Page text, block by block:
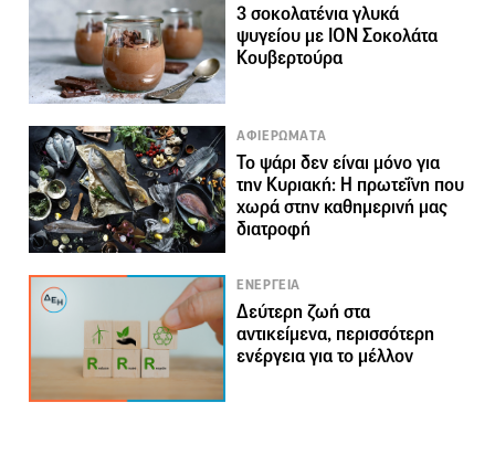
3 σοκολατένια γλυκά
ψυγείου με ΙΟΝ Σοκολάτα
Κουβερτούρα
ΑΦΙΕΡΩΜΑΤΑ
Το ψάρι δεν είναι μόνο για
την Κυριακή: Η πρωτεΐνη που
χωρά στην καθημερινή μας
διατροφή
ΕΝΕΡΓΕΙΑ
Δεύτερη ζωή στα
αντικείμενα, περισσότερη
ενέργεια για το μέλλον